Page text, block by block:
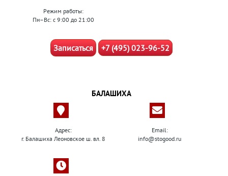
Режим работы:
Пн–Вс: с 9:00 до 21:00
Записаться +7 (495) 023-96-52
БАЛАШИХА
Адрес:
г. Балашиха Леоновское ш. вл. 8
Email:
info@stogood.ru